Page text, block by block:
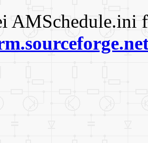
AMSchedule.ini